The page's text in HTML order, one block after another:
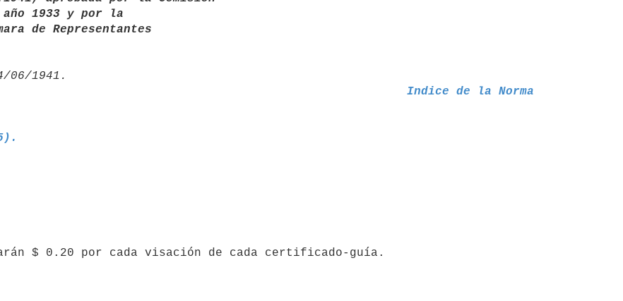
de Representantes
Indice de la Norma
$ 0.20 por cada visación de cada certificado-guía.